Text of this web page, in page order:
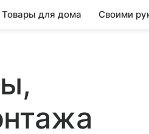
Товары для дома Своими